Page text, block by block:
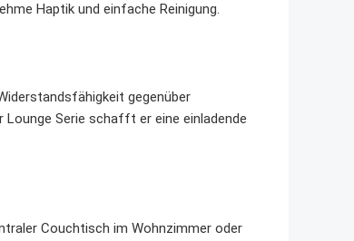
Haptik und einfache Reinigung.
gegenüber
Serie schafft er eine einladende
Couchtisch im Wohnzimmer oder